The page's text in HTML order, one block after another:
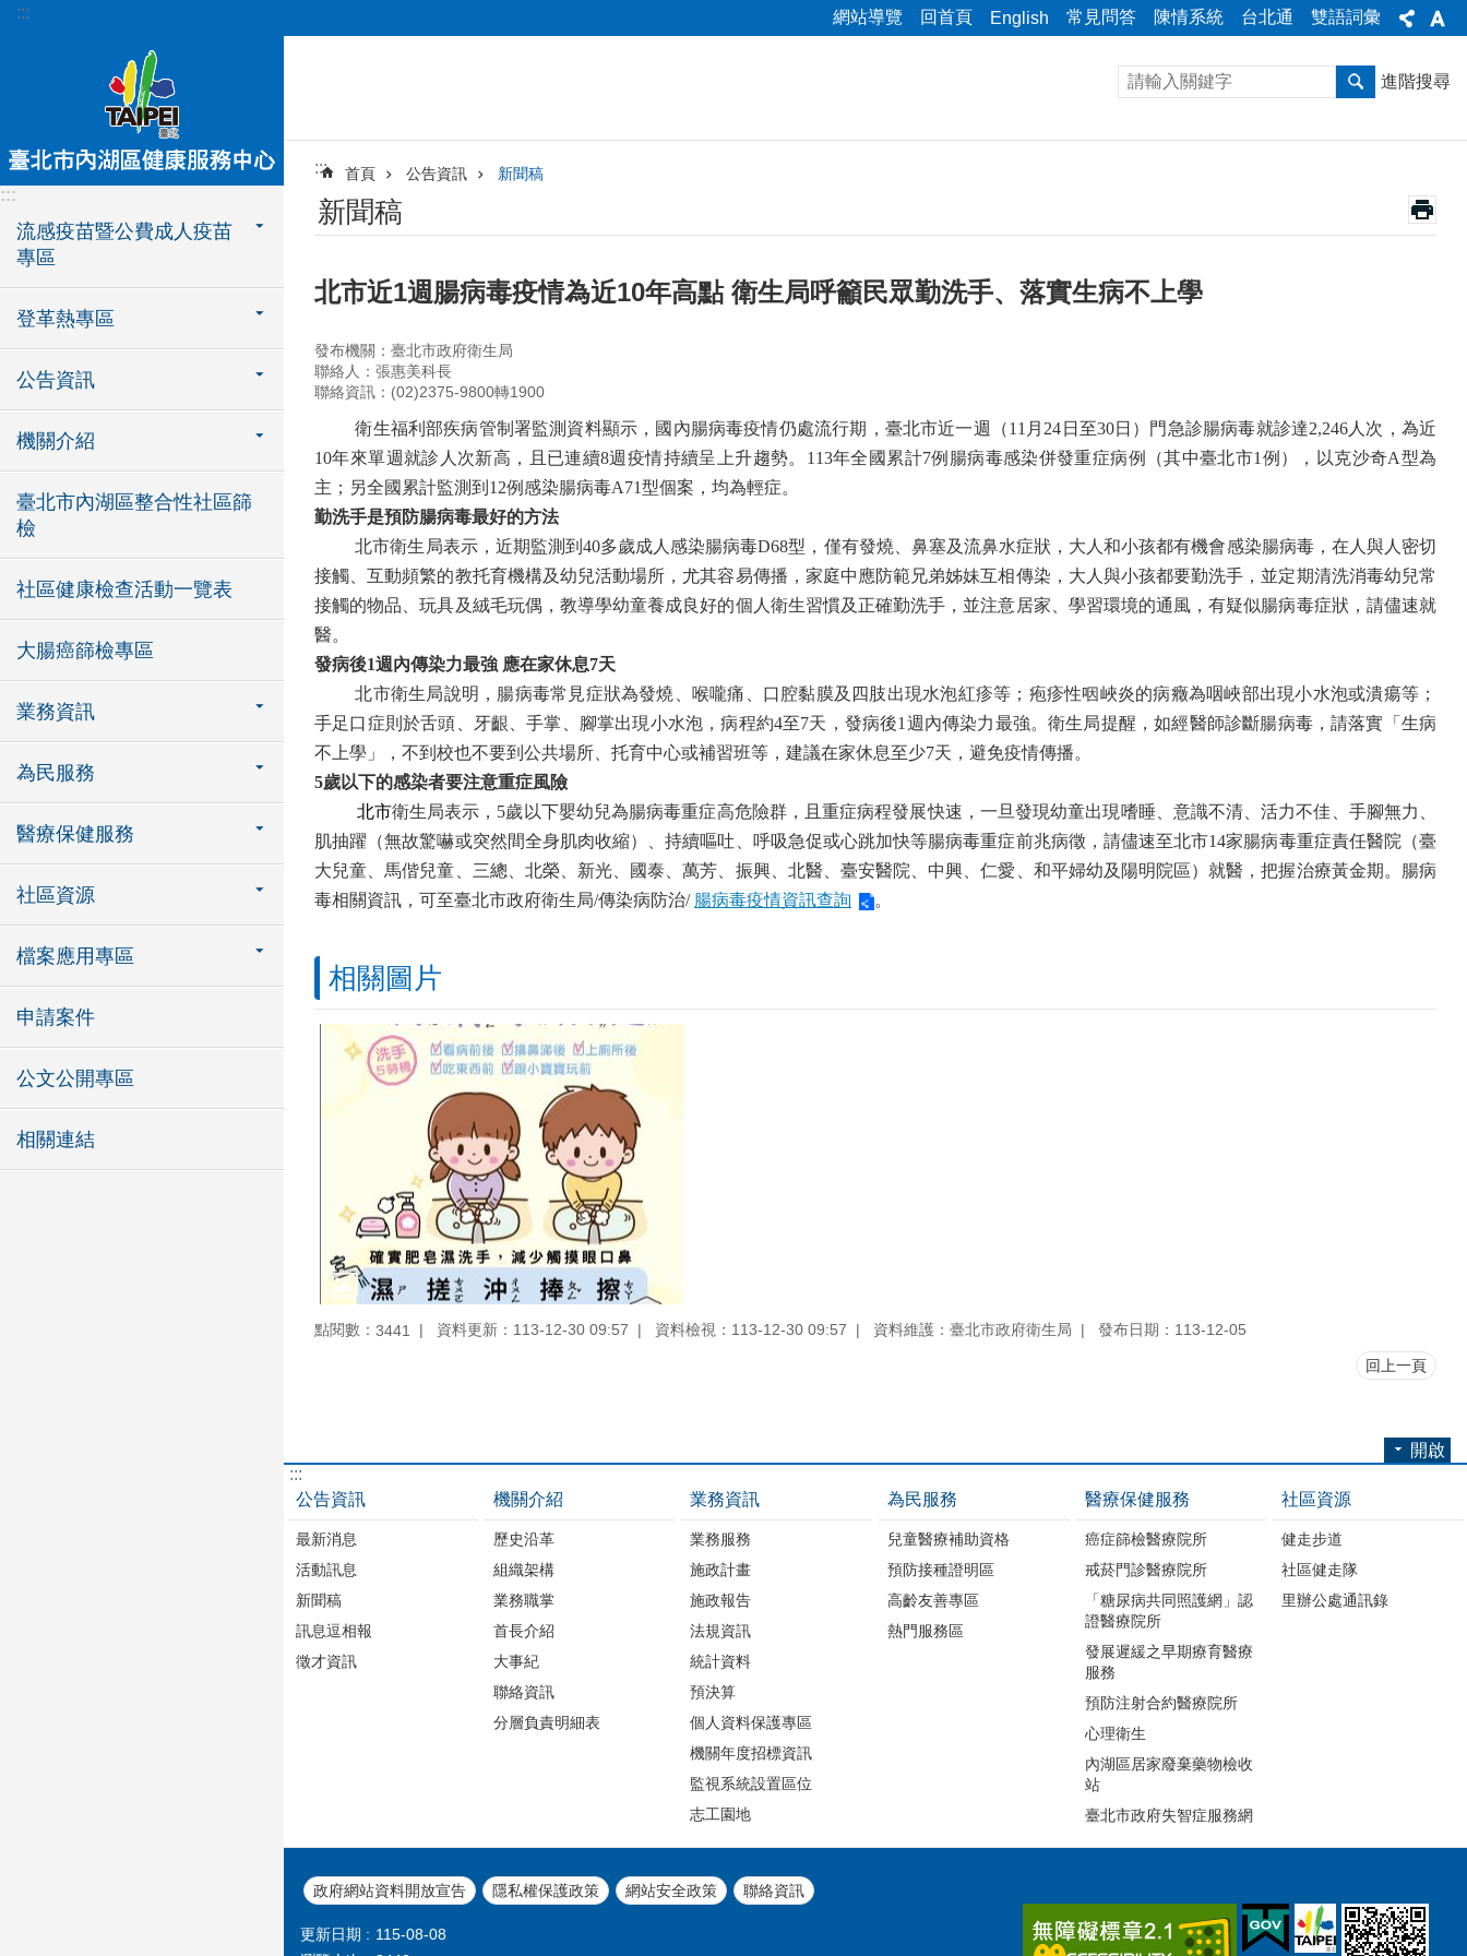
跳到主要內容區塊
::: 網站導覽 回首頁 English 常見問答 陳情系統 台北通 雙語詞彙
:::
流感疫苗暨公費成人疫苗
專區
登革熱專區
公告資訊
機關介紹
臺北市內湖區整合性社區篩
檢
社區健康檢查活動一覽表
大腸癌篩檢專區
業務資訊
為民服務
醫療保健服務
社區資源
檔案應用專區
申請案件
公文公開專區
相關連結
進階搜尋
::: 首頁 公告資訊 新聞稿
新聞稿
北市近1週腸病毒疫情為近10年高點 衛生局呼籲民眾勤洗手、落實生病不上學
發布機關：臺北市政府衛生局
聯絡人：張惠美科長
聯絡資訊：(02)2375-9800轉1900
衛生福利部疾病管制署監測資料顯示，國內腸病毒疫情仍處流行期，臺北市近一週（11 月 24 日至30日）門急診腸病毒就診達2,246 人次，為近
10年來單週就診人次新高，且已連續8週疫情持續呈上升趨勢。 113年全國累計7例腸病毒感染併發重症病例（其中臺北市1 例），以克沙奇A型為
主；另全國累計監測到 12例感染腸病毒A71型個案，均為輕症。
勤洗手是預防腸病毒最好的方法
北市衛生局表示，近期監測到 40多歲成人感染腸病毒D68型，僅有發燒、鼻塞及流鼻水症狀，大人和小孩都有機會感染腸病毒，在人與人密切
接觸、互動頻繁的教托育機構及幼兒活動場所，尤其容易傳播，家庭中應防範兄弟姊妹互相傳染，大人與小孩都要勤洗手，並定期清洗消毒幼兒常
接觸的物品、玩具及絨毛玩偶，教導學幼童養成良好的個人衛生習慣及正確勤洗手，並注意居家、學習環境的通風，有疑似腸病毒症狀，請儘速就
醫。
發病後1週內傳染力最強 應在家休息7天
北市衛生局說明，腸病毒常見症狀為發燒、喉嚨痛、口腔黏膜及四肢出現水泡紅疹等；疱疹性咽峽炎的病癥為咽峽部出現小水泡或潰瘍等；
手足口症則於舌頭、牙齦、手掌、腳掌出現小水泡，病程約4至7天，發病後1 週內傳染力最強。衛生局提醒，如經醫師診斷腸病毒，請落實「生病
不上學」，不到校也不要到公共場所、托育中心或補習班等，建議在家休息至少7天，避免疫情傳播。
5歲以下的感染者要注意重症風險
北市衛生局表示， 5歲以下嬰幼兒為腸病毒重症高危險群，且重症病程發展快速，一旦發現幼童出現嗜睡、意識不清、活力不佳、手腳無力、
肌抽躍（無故驚嚇或突然間全身肌肉收縮）、持續嘔吐、呼吸急促或心跳加快等腸病毒重症前兆病徵，請儘速至北市14家腸病毒重症責任醫院（臺
大兒童、馬偕兒童、三總、北榮、新光、國泰、萬芳、振興、北醫、臺安醫院、中興、仁愛、和平婦幼及陽明院區）就醫，把握治療黃金期。腸病
毒相關資訊，可至臺北市政府衛生局/傳染病防治/ 腸病毒疫情資訊查詢 。
相關圖片
點閱數： 3441 資料更新：113-12-30 09:57 資料檢視：113-12-30 09:57 資料維護：臺北市政府衛生局 發布日期：113-12-05
回上一頁
開啟
:::
公告資訊
最新消息
活動訊息
新聞稿
訊息逗相報
徵才資訊
機關介紹
歷史沿革
組織架構
業務職掌
首長介紹
大事紀
聯絡資訊
分層負責明細表
業務資訊
業務服務
施政計畫
施政報告
法規資訊
統計資料
預決算
個人資料保護專區
機關年度招標資訊
監視系統設置區位
志工園地
為民服務
兒童醫療補助資格
預防接種證明區
高齡友善專區
熱門服務區
醫療保健服務
癌症篩檢醫療院所
戒菸門診醫療院所
「糖尿病共同照護網」認
證醫療院所
發展遲緩之早期療育醫療
服務
預防注射合約醫療院所
心理衛生
內湖區居家廢棄藥物檢收
站
臺北市政府失智症服務網
社區資源
健走步道
社區健走隊
里辦公處通訊錄
政府網站資料開放宣告 隱私權保護政策 網站安全政策 聯絡資訊
更新日期
115-08-08